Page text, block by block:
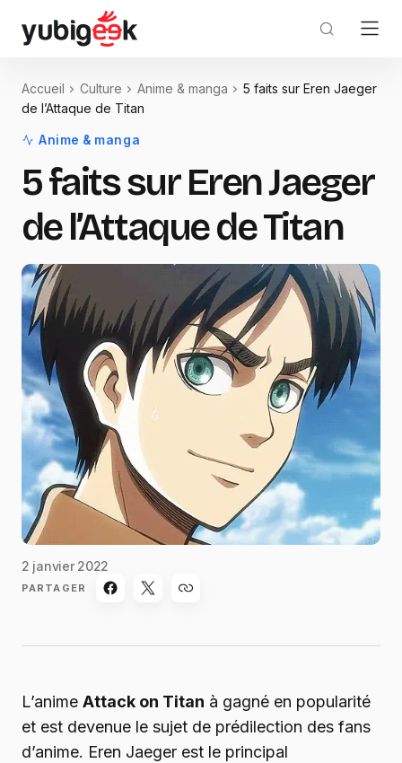
Accueil Culture Anime & manga
5 faits sur Eren Jaeger
de l’Attaque de Titan
Anime & manga
5 faits sur Eren Jaeger
de l’Attaque de Titan
2 janvier 2022
PARTAGER
L’anime Attack on Titan à gagné en popularité
et est devenue le sujet de prédilection des fans
d’anime. Eren Jaeger est le principal